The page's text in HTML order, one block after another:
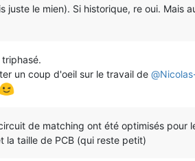
juste le mien). Si historique, re oui. Mais
un coup d'oeil sur le travail de @
de matching ont été optimisés pour
la taille de PCB (qui reste petit)